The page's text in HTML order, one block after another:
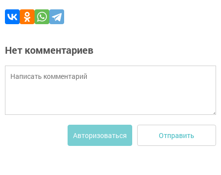
Нет комментариев
Авторизоваться Отправить